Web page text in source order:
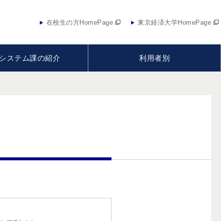
在校生の方HomePage 東京経済大学HomePage
ステム課の紹介 利用者別